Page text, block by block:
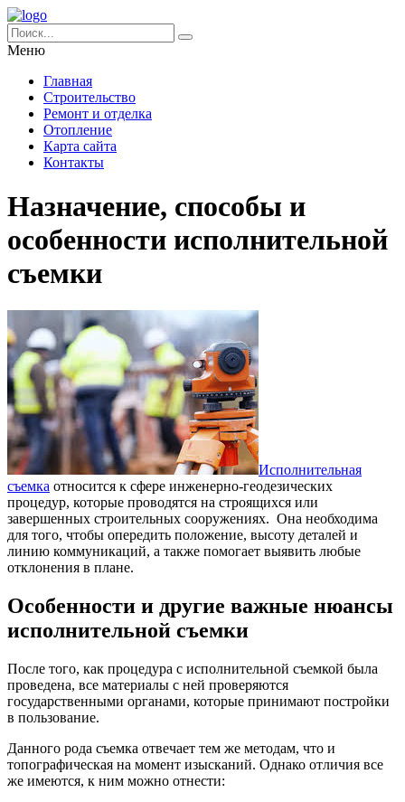
Меню
Главная
Строительство
Ремонт и отделка
Отопление
Карта сайта
Контакты
Назначение, способы и
особенности исполнительной
съемки
Исполнительная
съемка относится к сфере инженерно-геодезических
процедур, которые проводятся на строящихся или
завершенных строительных сооружениях. Она необходима
для того, чтобы опередить положение, высоту деталей и
линию коммуникаций, а также помогает выявить любые
отклонения в плане.
Особенности и другие важные нюансы
исполнительной съемки
После того, как процедура с исполнительной съемкой была
проведена, все материалы с ней проверяются
государственными органами, которые принимают постройки
в пользование.
Данного рода съемка отвечает тем же методам, что и
топографическая на момент изысканий. Однако отличия все
же имеются, к ним можно отнести: